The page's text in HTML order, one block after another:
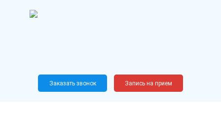
Новослободская, 62, к12
Заказать звонок Запись на прием